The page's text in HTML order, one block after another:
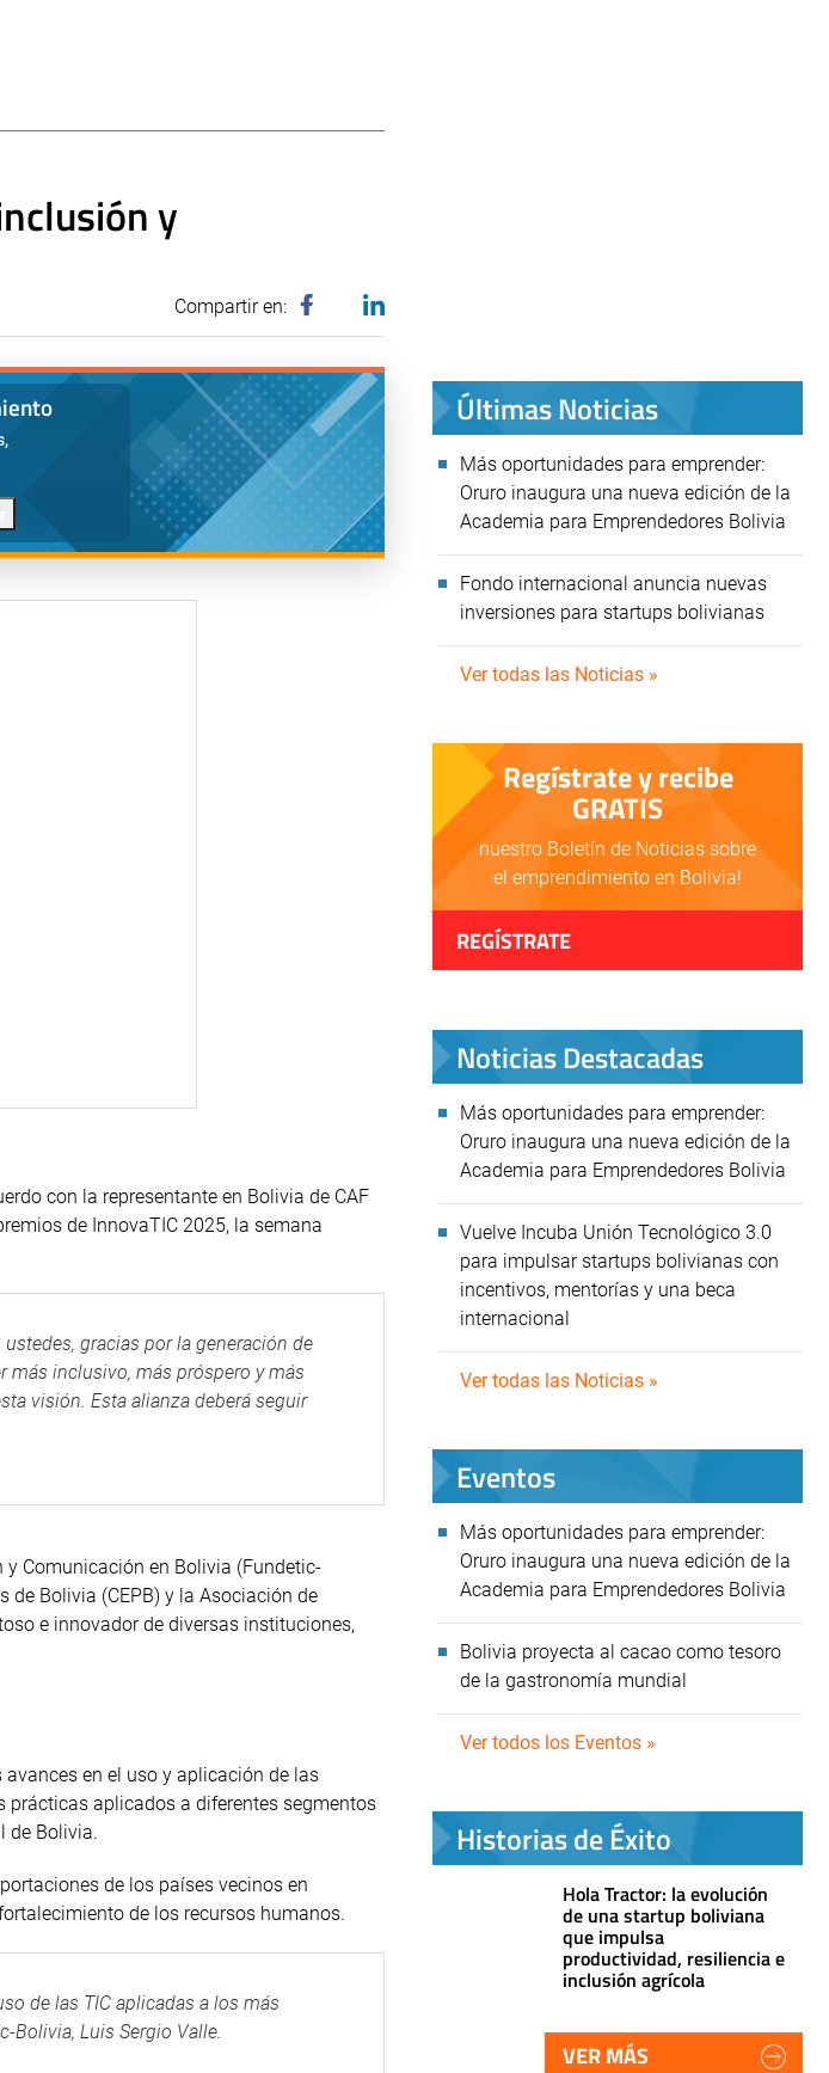
y
Compartir en:
con la representante en Bolivia de CAF
de InnovaTIC 2025, la semana
gracias por la generación de
más inclusivo, más próspero y más
visión. Esta alianza deberá seguir
Comunicación en Bolivia (Fundetic-
de Bolivia (CEPB) y la Asociación de
e innovador de diversas instituciones,
en el uso y aplicación de las
prácticas aplicados a diferentes segmentos
de Bolivia.
de los países vecinos en
de los recursos humanos.
de las TIC aplicadas a los más
Bolivia, Luis Sergio Valle.
Últimas Noticias
Más oportunidades para emprender:
Oruro inaugura una nueva edición de la
Academia para Emprendedores Bolivia
Fondo internacional anuncia nuevas
inversiones para startups bolivianas
Ver todas las Noticias »
Regístrate y recibe
GRATIS
nuestro Boletín de Noticias sobre
el emprendimiento en Bolivia!
REGÍSTRATE
Noticias Destacadas
Más oportunidades para emprender:
Oruro inaugura una nueva edición de la
Academia para Emprendedores Bolivia
Vuelve Incuba Unión Tecnológico 3.0
para impulsar startups bolivianas con
incentivos, mentorías y una beca
internacional
Ver todas las Noticias »
Eventos
Más oportunidades para emprender:
Oruro inaugura una nueva edición de la
Academia para Emprendedores Bolivia
Bolivia proyecta al cacao como tesoro
de la gastronomía mundial
Ver todos los Eventos »
Historias de Éxito
Hola Tractor: la evolución
de una startup boliviana
que impulsa
productividad, resiliencia e
inclusión agrícola
VER MÁS